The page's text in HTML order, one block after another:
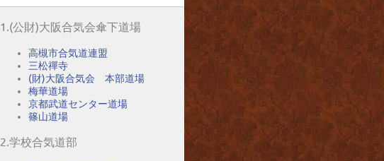
1.(公財)大阪合気会傘下道場
高槻市合気道連盟
三松禪寺
(財)大阪合気会 本部道場
梅華道場
京都武道センター道場
篠山道場
2.学校合気道部